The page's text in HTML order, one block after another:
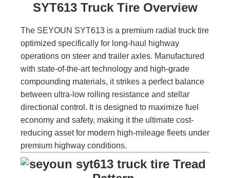
SYT613 Truck Tire Overview
The SEYOUN SYT613 is a premium radial truck tire
optimized specifically for long-haul highway
operations on steer and trailer axles. Manufactured
with state-of-the-art technology and high-grade
compounding materials, it strikes a perfect balance
between ultra-low rolling resistance and stellar
directional control. It is designed to maximize fuel
economy and safety, making it the ultimate cost-
reducing asset for modern high-mileage fleets under
premium highway conditions.